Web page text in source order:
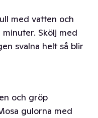
med vatten och
Skölj med
svalna helt så blir
och gröp
gulorna med